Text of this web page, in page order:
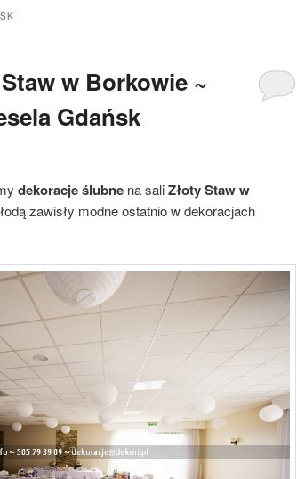
w Borkowie ~
Gdańsk
dekoracje ślubne na saliZłoty Staw w
zawisły modne ostatnio w dekoracjach